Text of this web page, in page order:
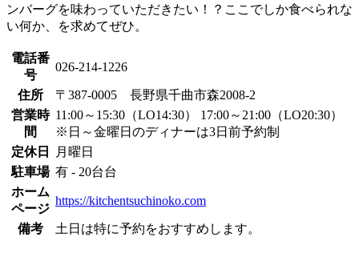
ンバーグを味わっていただきたい！？ここでしか食べられな
い何か、を求めてぜひ。
電話番
号
026-214-1226
住所
〒387-0005 長野県千曲市森2008-2
営業時
間
11:00～15:30（LO14:30） 17:00～21:00（LO20:30）
※日～金曜日のディナーは3日前予約制
定休日
月曜日
駐車場 有 - 20台台
ホーム
ページ
https://kitchentsuchinoko.com
備考 土日は特に予約をおすすめします。